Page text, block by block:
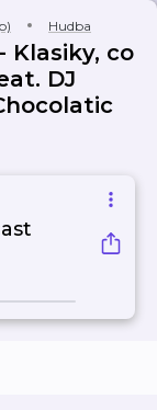
Hudba
Klasiky, co
DJ